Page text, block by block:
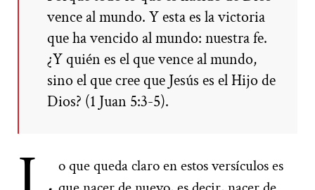
vence al mundo. Y esta es la victoria
que ha vencido al mundo: nuestra fe.
¿Y quién es el que vence al mundo,
sino el que cree que Jesús es el Hijo de
Dios? (1 Juan 5:3-5).
o que queda claro en estos versículos es